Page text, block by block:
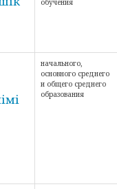
обучения
начального,
основного среднего
и общего среднего
образования